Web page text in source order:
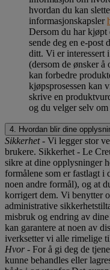
hvordan du kan
informasjonskapsler
Dersom du har kjøpt
sende deg en e-post
ditt. Vi er interessert
(dersom de ønsker
kan forbedre
kjøpsprosessen kan
skrive en
og du velger selv
4. Hvordan blir dine
Sikkerhet- Vi legger stor
brukere. Sikkerhet - Le
sikre at dine opplysninger
formålene som er fastlagt i
noen andre formål), og at
korrigert dem. Vi benytter
administrative
misbruk og endring av
kan garantere at noen av
iverksetter vi alle rimelige
Hvor- For å gi deg de
kunne behandles eller